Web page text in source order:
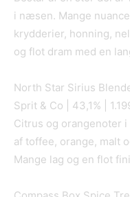
i næsen. Mange
krydderier, honning,
og flot dram med en
North Star Sirius
Sprit & Co | 43,1% |
Citrus og orangenoter
af toffee, orange, malt
Mange lag og en flot